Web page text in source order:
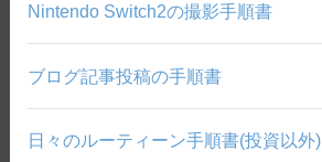
Nintendo Switch2の撮影手順書
ブログ記事投稿の手順書
日々のルーティーン手順書(投資以外)